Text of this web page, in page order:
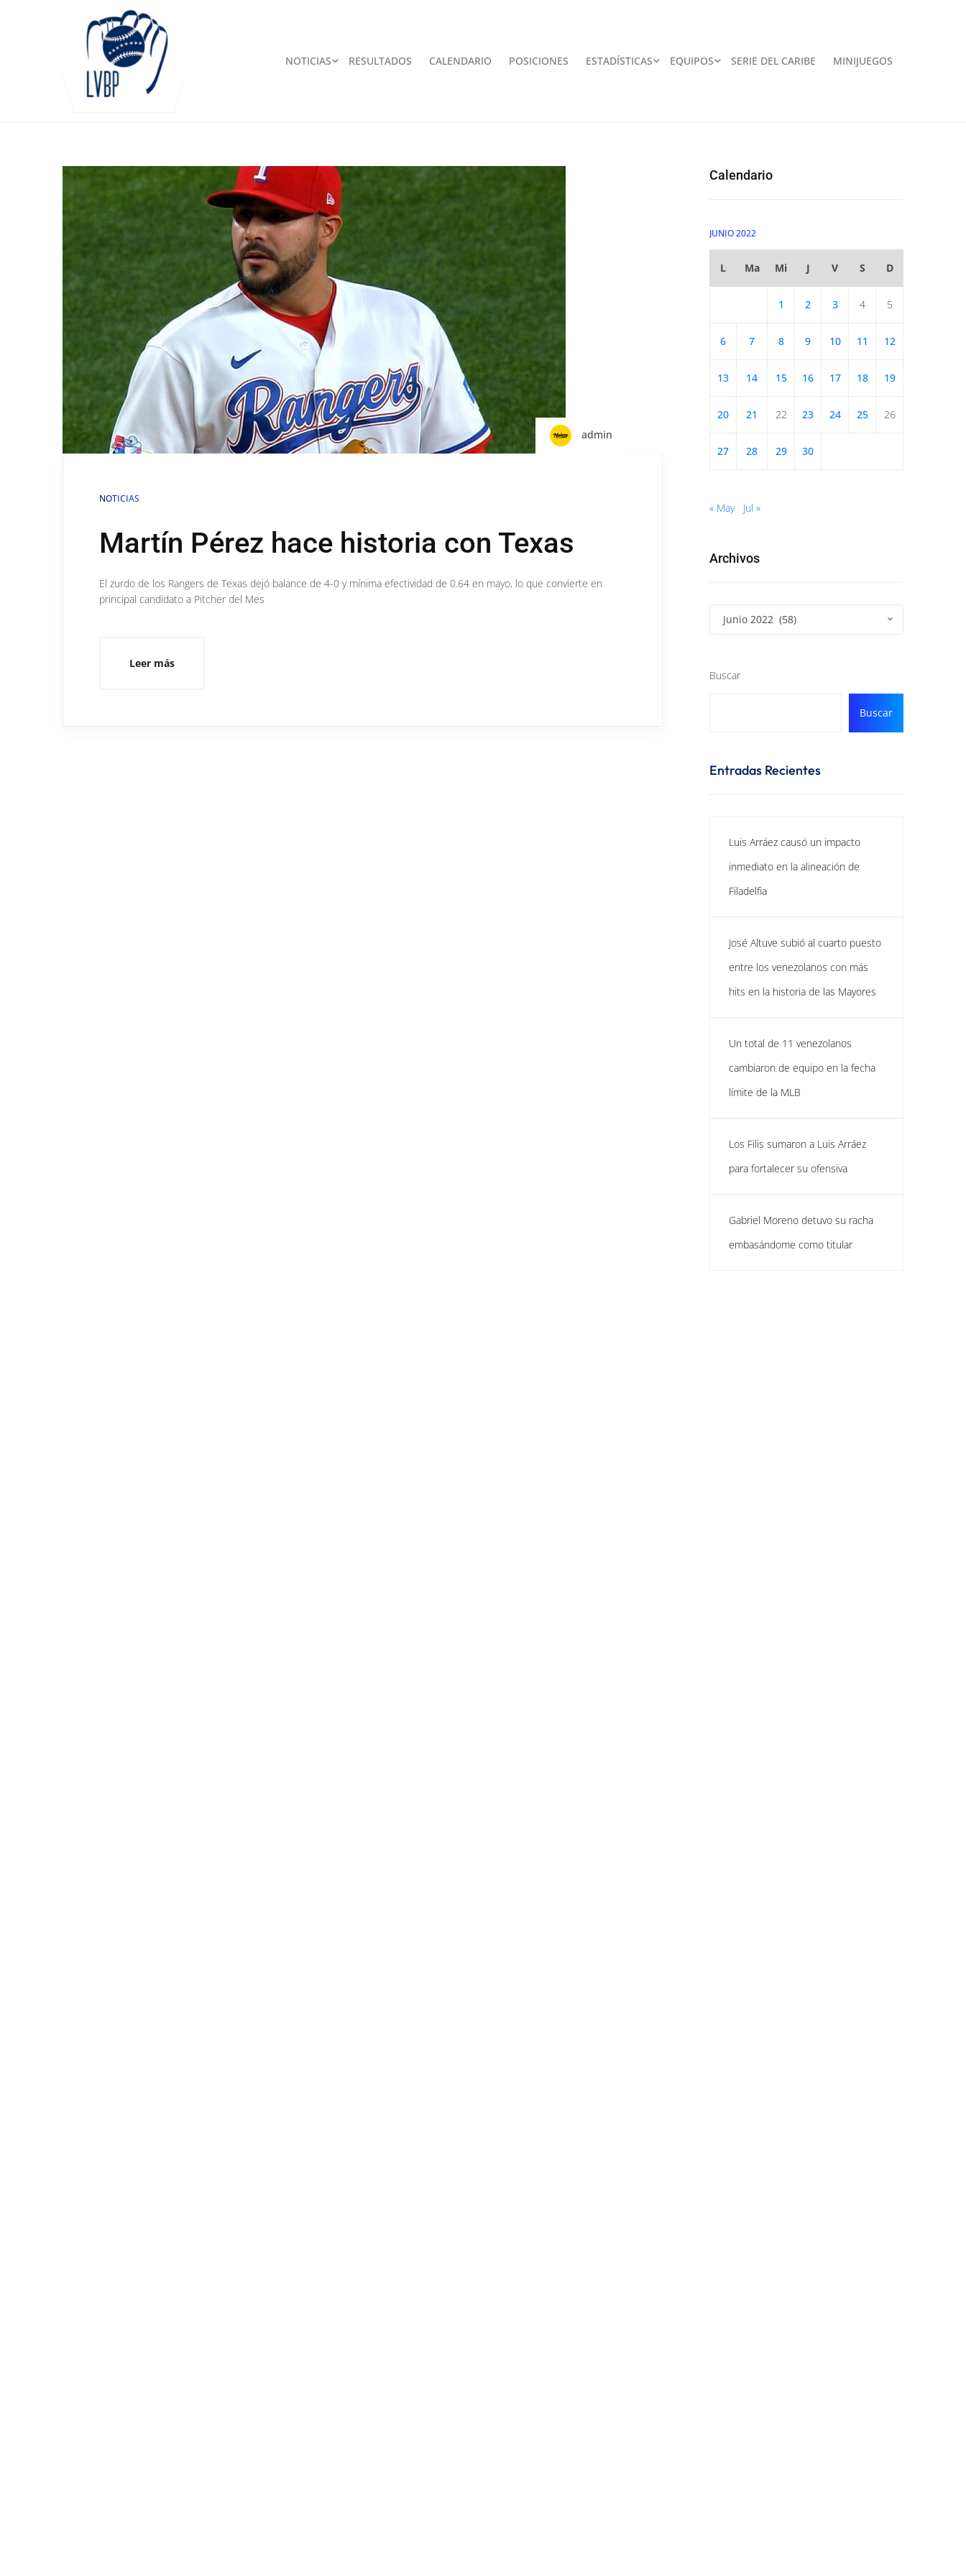
NOTICIAS RESULTADOS CALENDARIO POSICIONES ESTADÍSTICAS EQUIPOS SERIE DEL CARIBE MINIJUEGOS
admin
NOTICIAS
Martín Pérez hace historia con Texas
El zurdo de los Rangers de Texas dejó balance de 4-0 y mínima efectividad de 0.64 en mayo, lo que convierte en
principal candidato a Pitcher del Mes
Leer más
Calendario
JUNIO 2022
L Ma Mi J V S D
1 2 3 4 5
6 7 8 9 10 11 12
13 14 15 16 17 18 19
20 21 22 23 24 25 26
27 28 29 30
« May Jul »
Archivos
Junio 2022 (58)
Buscar
Buscar
Entradas Recientes
Luis Arráez causó un impacto
inmediato en la alineación de
Filadelfia
José Altuve subió al cuarto puesto
entre los venezolanos con más
hits en la historia de las Mayores
Un total de 11 venezolanos
cambiaron de equipo en la fecha
límite de la MLB
Los Filis sumaron a Luis Arráez
para fortalecer su ofensiva
Gabriel Moreno detuvo su racha
embasándome como titular